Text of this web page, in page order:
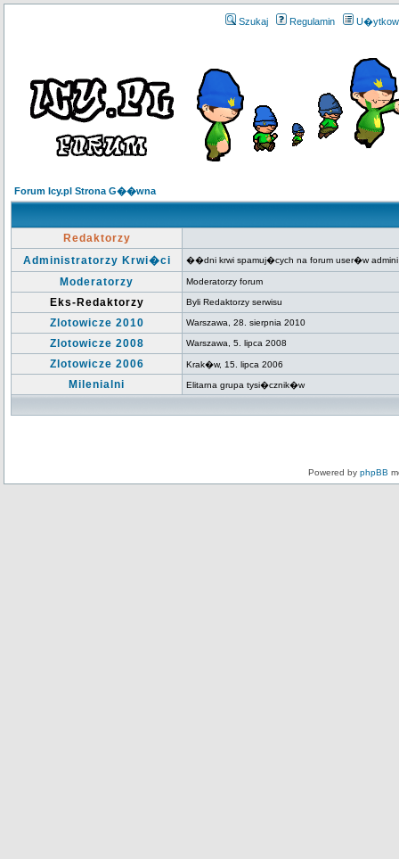
Szukaj Regulamin
Forum Icy.pl Strona G��wna
Redaktorzy
Administratorzy Krwi�ci
��dni krwi spamuj�cych na forum user�w admini
Moderatorzy Moderatorzy forum
Eks-Redaktorzy Byli Redaktorzy serwisu
Zlotowicze 2010 Warszawa, 28. sierpnia 2010
Zlotowicze 2008 Warszawa, 5. lipca 2008
Zlotowicze 2006 Krak�w, 15. lipca 2006
Milenialni Elitarna grupa tysi�cznik�w
Powered by phpBB